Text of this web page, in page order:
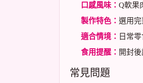
口感風味： Q軟果
製作特色： 選用完
適合情境： 日常
食用提醒： 開封
常見問題